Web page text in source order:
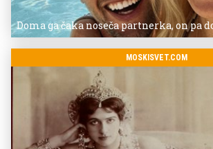
Doma ga čaka noseča partnerka, on pa
MOSKISVET.COM